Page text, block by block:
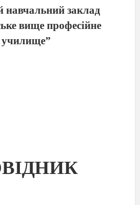
навчальний заклад
вище професійне
училище”